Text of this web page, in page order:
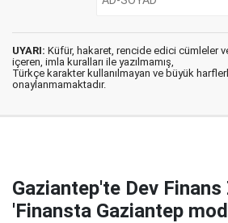
UYARI: Küfür, hakaret, rencide edici cümleler
içeren, imla kuralları ile yazılmamış,
Türkçe karakter kullanılmayan ve büyük
onaylanmamaktadır.
Gaziantep'te Dev
'Finansta Gaziantep